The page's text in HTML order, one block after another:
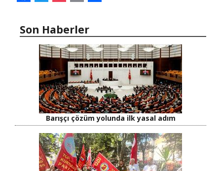
Son Haberler
Barışçı çözüm yolunda ilk yasal adım